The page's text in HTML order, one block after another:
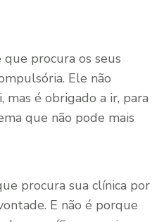
procura os seus
Ele não
mas é obrigado a ir, para
que não pode mais
procura sua clínica por
E não é porque